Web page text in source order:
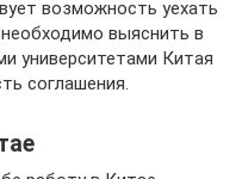
возможность уехать
выяснить в
университетами Китая
соглашения.